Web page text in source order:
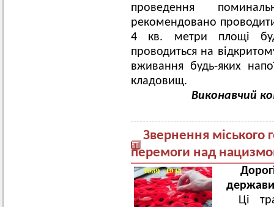
проведення
рекомендовано
4 кв. метри площі
проводиться на
вживання будь-яких
кладовищ.
Виконавчий
Звернення міського
перемоги над нацизмом
Ці